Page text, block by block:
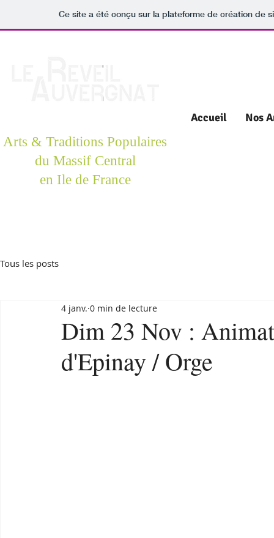
Ce site a été conçu sur la plateforme de création de
Arts & Traditions Populaires
du Massif Central
en Ile de France
Accueil Nos
Tous les posts
Dim 23 Nov :
d'Epinay / Orge
4 janv. 0 min de lecture